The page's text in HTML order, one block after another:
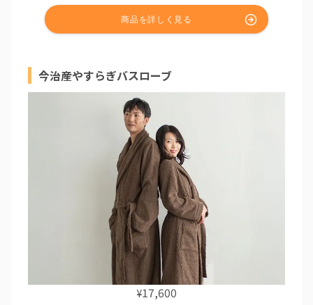
今治産やすらぎバスローブ
¥17,600